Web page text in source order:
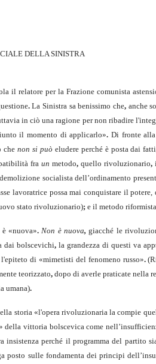
DELLA SINISTRA
il relatore per la Frazione comunista
.La Sinistra sa benissimo che, anche
in ciò una ragione per non ribadire
il momento di applicarlo». Di fronte
chenon si può eludere perché è posta dai fatti
fra un metodo, quello rivoluzionario,
socialista dell’ordinamento
lavoratrice possa mai conquistare il potere,
stato rivoluzionario); e il metodo
«nuova». Non è nuova, giacché le
dai bolsce­vichi, la grandezza di questi va
di «mimetisti del fenomeno russo».
teorizzato, dopo di averle praticate nella
umana).
storia «l'opera rivoluzionaria la compie
della vit­toria bolscevica come
insistenza perché il programma del partito
posto sulle fondamenta dei principi